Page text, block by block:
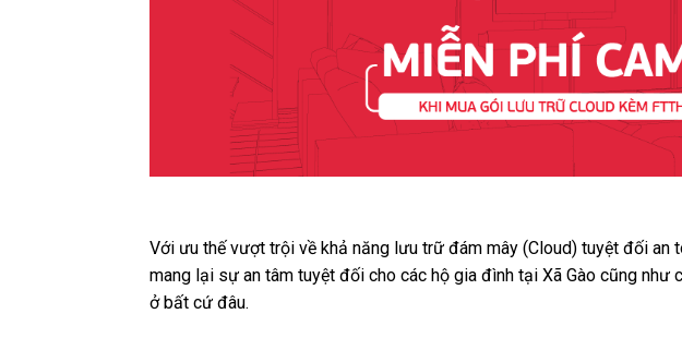
Với ưu thế vượt trội về khả năng lưu trữ đám mây (Cloud) tuyệt đối
mang lại sự an tâm tuyệt đối cho các hộ gia đình tại Xã Gào cũng
ở bất cứ đâu.